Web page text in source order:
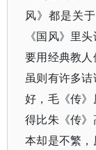
风》都是关
《国风》里
要用经典教人
虽则有许多
好，毛《传
得比朱《传
本却是不繁